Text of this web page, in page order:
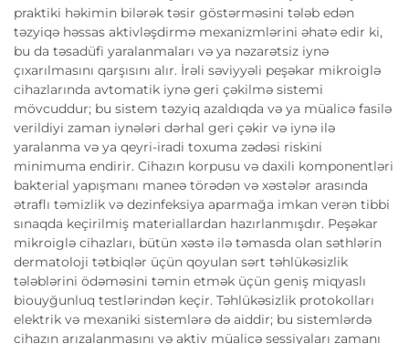
praktiki həkimin bilərək təsir göstərməsini tələb edən
təzyiqə həssas aktivləşdirmə mexanizmlərini əhatə edir ki,
bu da təsadüfi yaralanmaları və ya nəzarətsiz iynə
çıxarılmasını qarşısını alır. İrəli səviyyəli peşəkar mikroiglə
cihazlarında avtomatik iynə geri çəkilmə sistemi
mövcuddur; bu sistem təzyiq azaldıqda və ya müalicə fasilə
verildiyi zaman iynələri dərhal geri çəkir və iynə ilə
yaralanma və ya qeyri-iradi toxuma zədəsi riskini
minimuma endirir. Cihazın korpusu və daxili komponentləri
bakterial yapışmanı maneə törədən və xəstələr arasında
ətraflı təmizlik və dezinfeksiya aparmağa imkan verən tibbi
sınaqda keçirilmiş materiallardan hazırlanmışdır. Peşəkar
mikroiglə cihazları, bütün xəstə ilə təmasda olan səthlərin
dermatoloji tətbiqlər üçün qoyulan sərt təhlükəsizlik
tələblərini ödəməsini təmin etmək üçün geniş miqyaslı
biouyğunluq testlərindən keçir. Təhlükəsizlik protokolları
elektrik və mexaniki sistemlərə də aiddir; bu sistemlərdə
cihazın arızalanmasını və aktiv müalicə sessiyaları zamanı